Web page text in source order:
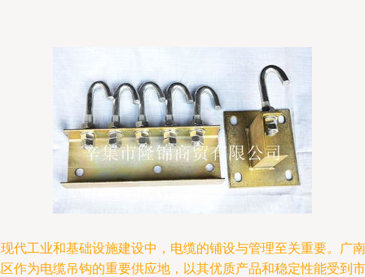
代工业和基础设施建设中，电缆的铺设与管理至关重要。广南
作为电缆吊钩的重要供应地，以其优质产品和稳定性能受到市